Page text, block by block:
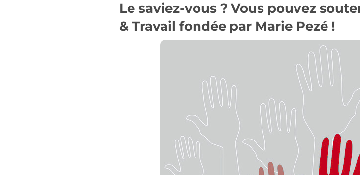
Le saviez-vous ? Vous pouvez
& Travail fondée par Marie Pezé !